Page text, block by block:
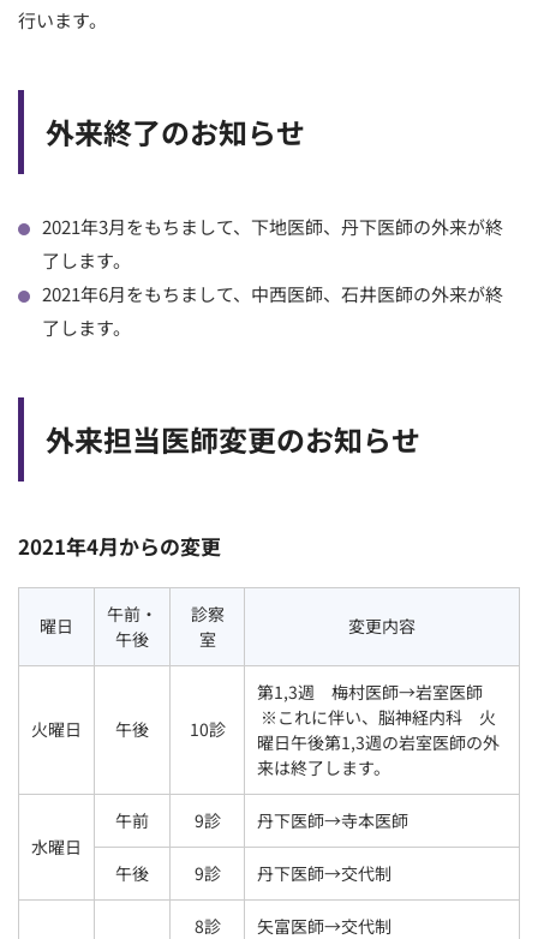
行います。
外来終了のお知らせ
2021年3月をもちまして、下地医師、丹下医師の外来が終
了します。
2021年6月をもちまして、中西医師、石井医師の外来が終
了します。
外来担当医師変更のお知らせ
2021年4月からの変更
曜日
午前・
午後
診察
室
変更内容
火曜日 午後 10診
第1,3週 梅村医師→岩室医師
※これに伴い、脳神経内科 火
曜日午後第1,3週の岩室医師の外
来は終了します。
水曜日
午前 9診 丹下医師→寺本医師
午後 9診 丹下医師→交代制
8診 矢富医師→交代制
医療関係者の方
研修・入局